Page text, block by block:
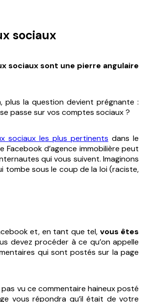
sociaux
sociaux sont une pierre angulaire
plus la question devient prégnante :
passe sur vos comptes sociaux ?
sociaux les plus pertinents dans le
d’agence immobilière peut
qui vous suivent. Imaginons
tombe sous le coup de la loi (raciste,
et, en tant que tel, vous êtes
devez procéder à ce qu’on appelle
qui sont postés sur la page
pas vu ce commentaire haineux posté
vous répondra qu’il était de votre